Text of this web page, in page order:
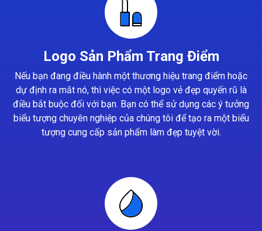
Logo Sản Phẩm Trang Điểm
Nếu bạn đang điều hành một thương hiệu trang điểm hoặc
dự định ra mắt nó, thì việc có một logo vẻ đẹp quyến rũ là
điều bắt buộc đối với bạn. Bạn có thể sử dụng các ý tưởng
biểu tượng chuyên nghiệp của chúng tôi để tạo ra một biểu
tượng cung cấp sản phẩm làm đẹp tuyệt vời.